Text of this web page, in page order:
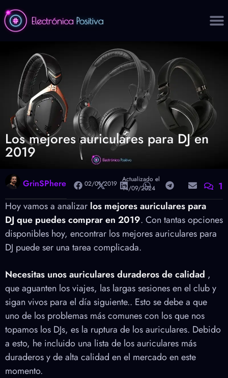
Los mejores auriculares para DJ en
2019
GrinSPhere 02/01/2019 Actualizado el
14/09/2024
1
Hoy vamos a analizar los mejores auriculares para
DJ que puedes comprar en 2019. Con tantas opciones
disponibles hoy, encontrar los mejores auriculares para
DJ puede ser una tarea complicada.
Necesitas unos auriculares duraderos de calidad ,
que aguanten los viajes, las largas sesiones en el club y
sigan vivos para el día siguiente.. Esto se debe a que
uno de los problemas más comunes con los que nos
topamos los DJs, es la ruptura de los auriculares. Debido
a esto, he incluido una lista de los auriculares más
duraderos y de alta calidad en el mercado en este
momento.